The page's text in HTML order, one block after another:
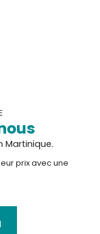
Martinique.
prix avec une